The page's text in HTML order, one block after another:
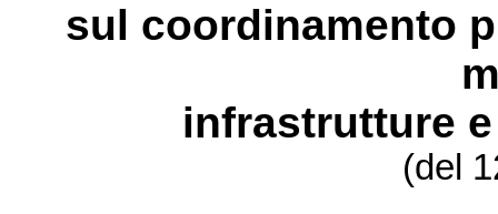
sul coordinamento
infrastrutture
(del